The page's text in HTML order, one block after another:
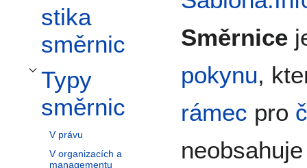
stika
směrnic
Typy
směrnic
Přepnout podsekci Typy směrnic
V právu
V organizacích a
managementu
Směrnice
pokynu,
rámec pro